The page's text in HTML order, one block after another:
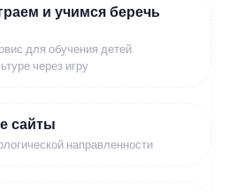
и учимся беречь
для обучения детей
через игру
сайты
направленности